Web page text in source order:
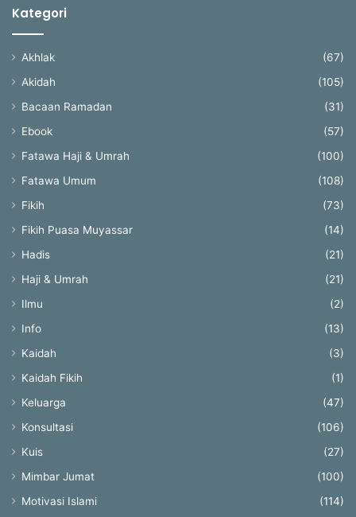
Kategori
Akhlak
(67)
Akidah
(105)
Bacaan Ramadan
(31)
Ebook
(57)
Fatawa Haji & Umrah
(100)
Fatawa Umum
(108)
Fikih
(73)
Fikih Puasa Muyassar
(14)
Hadis
(21)
Haji & Umrah
(21)
Ilmu
(2)
Info
(13)
Kaidah
(3)
Kaidah Fikih
(1)
Keluarga
(47)
Konsultasi
(106)
Kuis
(27)
Mimbar Jumat
(100)
Motivasi Islami
(114)